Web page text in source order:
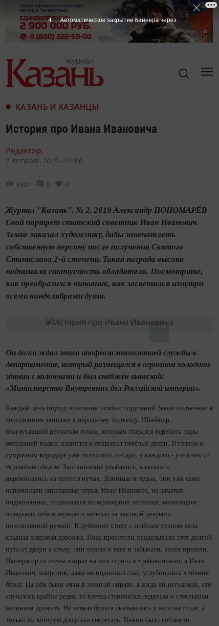
КАЗАНЬ И КАЗАНЦЫ
История про Ивана Ивановича
Редактор,
7 Февраль 2019 - 09:00
3902 0 4
Журнал "Казань". № 2, 2019 Александр ПОНОМАРЁВ
Свой портрет статский советник Иван Иванович
Земке заказал художнику, дабы запечатлеть
собственную персону после получения Святого
Станислава 2-й степени. Такая награда высоко
поднимала статусность обладателя. Посмотрите,
как преобразился чиновник, как засветился изнутри
всеми канделябрами души.
Он долго ждал этого апофеоза многолетней службы в
департаменте, который размещался в огромном холодном
здании с колоннами и был снабжён вывеской:
«Министерство Внутренних дел Российской империи».
Каждый день поутру чиновник особых поручений Земке подъезжал в
собственном экипаже к парадному подъезду. Швейцар,
благоухавший репчатым луком, которым старался перебить пары
вчерашней водки, кланялся и открывал тяжёлые двери. В гулком и
сумрачном коридоре уже толпились писари, у каждого - узелочек со
скромным обедом. Заискивающе улыбались, кланялись,
переминались на полусогнутых. Длинные и худые, они уже сами
напоминали ощипанные перья. Иван Иванович, не замечая
подчинённых, поднимался по мраморной лестнице, мимоходом
оглядывал себя в зеркале и исчезал за высокой дверью с
позолоченной ручкой. К дубовому столу с зелёным сукном вела
красная ковровая дорожка. Пока просители проделывали этот долгий
путь от двери к столу, они теряли в весе и забывали, зачем пришли.
Император со стены взирал на них строго и требовательно, а Иван
Иванович, напротив, даже не поднимал глаз, углубившись в чтение
бумаг. На нём были очки в золотой оправе, а когда он негодовал, что
случалось крайне редко, то взгляд становился ледяным и стёклышки
начинали дрожать. Не всякая бумага оказывалась у него на столе, а
только та, которую допускал секретарь. Важно было соблюсти
3 Автоматическое закрытие баннера через